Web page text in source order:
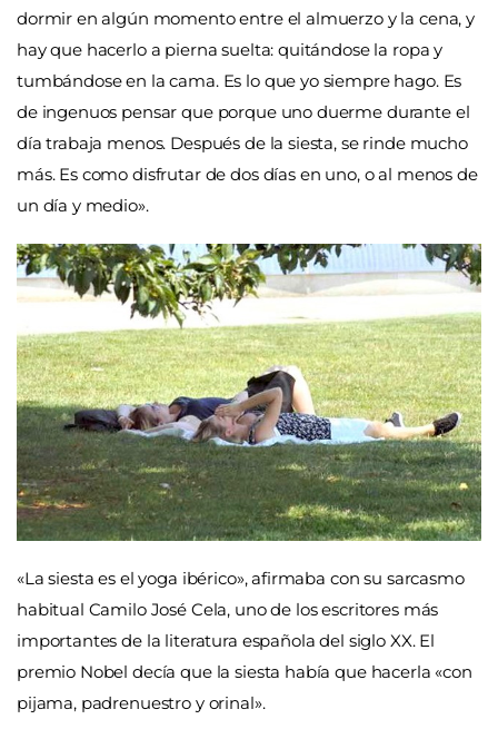
dormir en algún momento entre el almuerzo y la cena, y
hay que hacerlo a pierna suelta: quitándose la ropa y
tumbándose en la cama. Es lo que yo siempre hago. Es
de ingenuos pensar que porque uno duerme durante el
día trabaja menos. Después de la siesta, se rinde mucho
más. Es como disfrutar de dos días en uno, o al menos de
un día y medio».
«La siesta es el yoga ibérico», afirmaba con su sarcasmo
habitual Camilo José Cela, uno de los escritores más
importantes de la literatura española del siglo XX. El
premio Nobel decía que la siesta había que hacerla «con
pijama, padrenuestro y orinal».